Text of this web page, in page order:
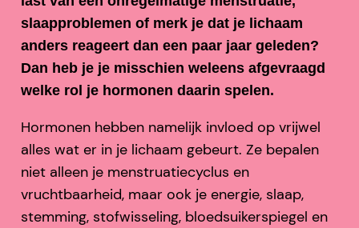
slaapproblemen of merk je dat je lichaam
anders reageert dan een paar jaar geleden?
Dan heb je je misschien weleens afgevraagd
welke rol je hormonen daarin spelen.
Hormonen hebben namelijk invloed op vrijwel
alles wat er in je lichaam gebeurt. Ze bepalen
niet alleen je menstruatiecyclus en
vruchtbaarheid, maar ook je energie, slaap,
stemming, stofwisseling, bloedsuikerspiegel en